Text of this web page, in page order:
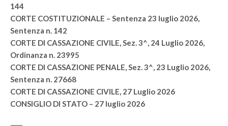
144
CORTE COSTITUZIONALE – Sentenza 23 luglio 2026,
Sentenza n. 142
CORTE DI CASSAZIONE CIVILE, Sez. 3^, 24 Luglio 2026,
Ordinanza n. 23995
CORTE DI CASSAZIONE PENALE, Sez. 3^, 23 Luglio 2026,
Sentenza n. 27668
CORTE DI CASSAZIONE CIVILE, 27 Luglio 2026
CONSIGLIO DI STATO – 27 luglio 2026